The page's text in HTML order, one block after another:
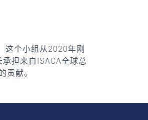
这个小组从2020年刚
担来自ISACA全球总
贡献。